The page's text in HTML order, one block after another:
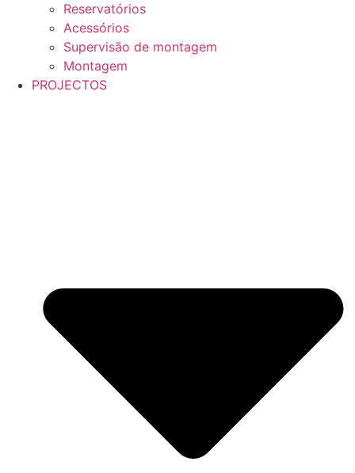
Reservatórios
Acessórios
Supervisão de montagem
Montagem
PROJECTOS